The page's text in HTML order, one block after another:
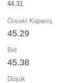
44.31
Önceki Kapanış
45.29
Bid
45.38
Düşük